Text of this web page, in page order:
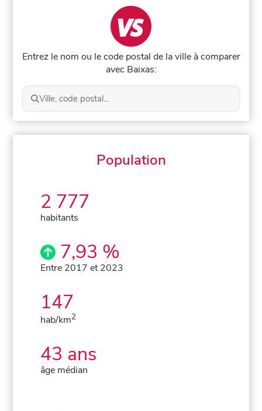
Entrez le nom ou le code postal de la ville à comparer
avec Baixas:
Ville, code postal...
Population
2 777
habitants
7,93 %
Entre 2017 et 2023
147
hab/km2
43 ans
âge médian